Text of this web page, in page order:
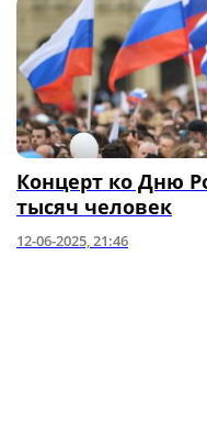
Концерт ко Дню
тысяч человек
12-06-2025, 21:46